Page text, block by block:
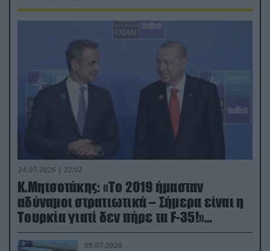
24.07.2026 | 22:02
Κ.Μητσοτάκης: «Το 2019 ήμασταν
αδύναμοι στρατιωτικά – Σήμερα είναι η
Τουρκία γιατί δεν πήρε τα F-35!»
(βίντεο)
09.07.2026